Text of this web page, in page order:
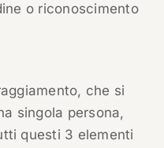
o riconoscimento
che si
singola persona,
questi 3 elementi